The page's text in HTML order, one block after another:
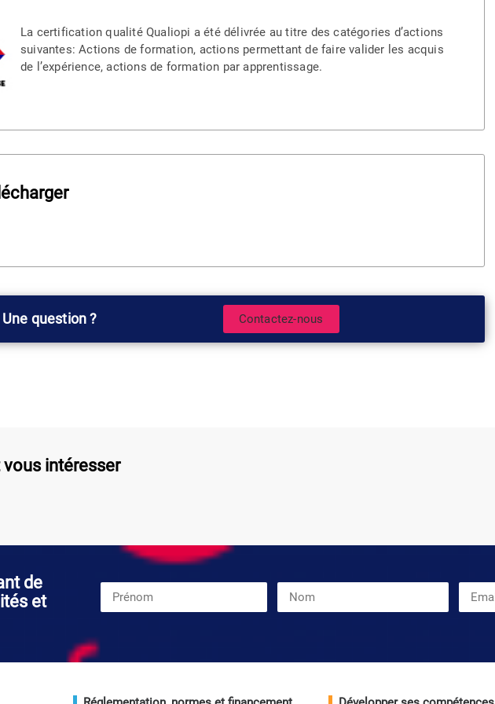
La certification qualité Qualiopi a été délivrée au titre des catégories d’actions
suivantes: Actions de formation, actions permettant de faire valider les acquis
de l’expérience, actions de formation par apprentissage.
question ? Contactez-nous
intéresser
de
et